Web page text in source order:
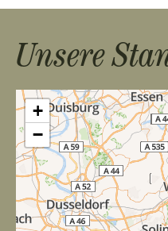
t
a
l
t
u
n
Unsere
+
−